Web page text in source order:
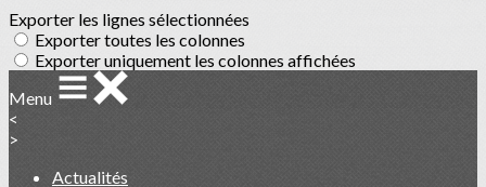
Exporter les lignes sélectionnées
Exporter toutes les colonnes
Exporter uniquement les colonnes affichées
Menu
<
>
Actualités